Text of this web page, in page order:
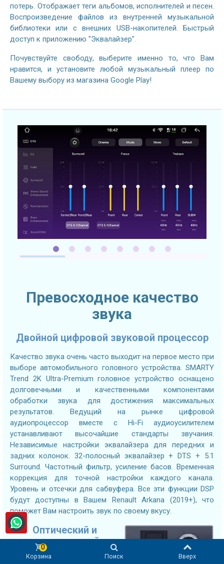
потерь. Отображает теги альбомов, исполнителей и песен.
Воспроизведение файлов из внутренней музыкальной
библиотеки или с внешних USB-накопителей. Быстрый
доступ к приложению "Эквалайзер".
Почувствуйте свободу, выберите именно то, что Вам
нравится, и установите любой музыкальный плеер по
Вашему выбору из магазина Google Play!
Превосходное качество
звука
Двойной цифровой звуковой процессор
Качество звука очень часто выходит на первое место при
выборе автомобильного головного устройства. SMARTY
Trend 2K Ultra-Premium головное устройство оснащено
долговечными и качественными компонентами
обработки звука для достижения максимальных
результатов. Ведущий на рынке цифровой
аудиопроцессор вместе с Hi-Fi аудиоусилителем
устанавливают высочайшие стандарты звучания.
Независимые настройки эквалайзера для передних и
задних колонок. 32-полосный эквалайзер + DTS + 5.1
Surround. Частотный фильтр, усиление басов. Временная
коррекция для точной настройки каждого канала.
Уровень и отсечки для сабвуфера. Все эти функции DSP
будут доступны в Вашем Renault Arkana (2019+), что
поможет Вам настроить звук по своему вкусу.
Оптический и
коаксиальный
выходы
Корзина
0
Поиск Вверх